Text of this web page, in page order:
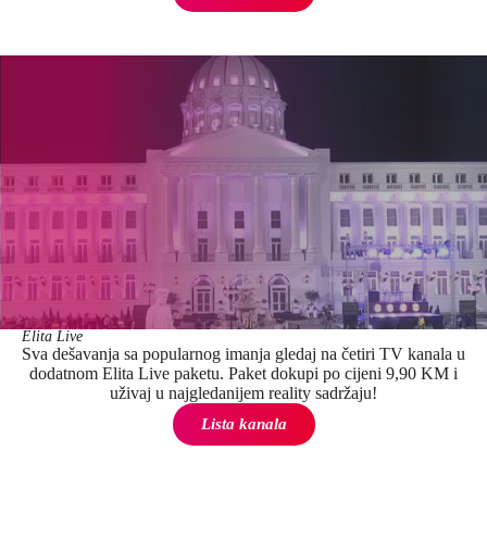
Elita Live
Sva dešavanja sa popularnog imanja gledaj na četiri TV kanala u
dodatnom Elita Live paketu. Paket dokupi po cijeni 9,90 KM i
uživaj u najgledanijem reality sadržaju!
Lista kanala